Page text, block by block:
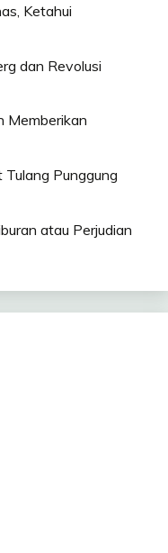
Ketahui
dan Revolusi
Memberikan
Punggung
atau Perjudian